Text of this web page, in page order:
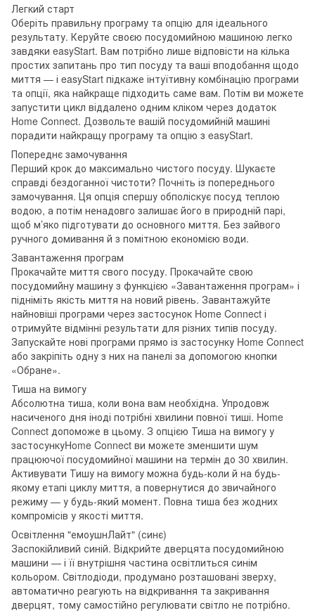
Легкий старт
Оберіть правильну програму та опцію для ідеального
результату. Керуйте своєю посудомийною машиною легко
завдяки easyStart. Вам потрібно лише відповісти на кілька
простих запитань про тип посуду та ваші вподобання щодо
миття — і easyStart підкаже інтуїтивну комбінацію програми
та опції, яка найкраще підходить саме вам. Потім ви можете
запустити цикл віддалено одним кліком через додаток
Home Connect. Дозвольте вашій посудомийній машині
порадити найкращу програму та опцію з easyStart.
Попереднє замочування
Перший крок до максимально чистого посуду. Шукаєте
справді бездоганної чистоти? Почніть із попереднього
замочування. Ця опція спершу обполіскує посуд теплою
водою, а потім ненадовго залишає його в природній парі,
щоб м’яко підготувати до основного миття. Без зайвого
ручного домивання й з помітною економією води.
Завантаження програм
Прокачайте миття свого посуду. Прокачайте свою
посудомийну машину з функцією «Завантаження програм» і
підніміть якість миття на новий рівень. Завантажуйте
найновіші програми через застосунок Home Connect і
отримуйте відмінні результати для різних типів посуду.
Запускайте нові програми прямо із застосунку Home Connect
або закріпіть одну з них на панелі за допомогою кнопки
«Обране».
Тиша на вимогу
Абсолютна тиша, коли вона вам необхідна. Упродовж
насиченого дня іноді потрібні хвилини повної тиші. Home
Connect допоможе в цьому. З опцією Тиша на вимогу у
застосункуHome Connect ви можете зменшити шум
працюючої посудомийної машини на термін до 30 хвилин.
Активувати Тишу на вимогу можна будь-коли й на будь-
якому етапі циклу миття, а повернутися до звичайного
режиму — у будь-який момент. Повна тиша без жодних
компромісів у якості миття.
Освітлення "емоушнЛайт" (синє)
Заспокійливий синій. Відкрийте дверцята посудомийною
машини — і її внутрішня частина освітлиться синім
кольором. Світлодіоди, продумано розташовані зверху,
автоматично реагують на відкривання та закривання
дверцят, тому самостійно регулювати світло не потрібно.